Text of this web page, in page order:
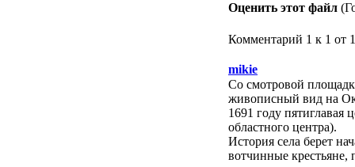
Оценить этот файл
Комментарий 1 к 1 от 1
mikie
Со смотровой
живописный вид на
1691 году пятиглавая
областного центра).
История села берет
вотчинные крестьяне,